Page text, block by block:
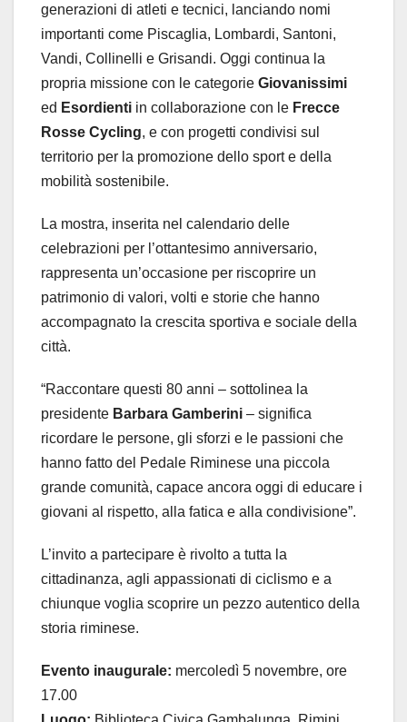
generazioni di atleti e tecnici, lanciando nomi
importanti come Piscaglia, Lombardi, Santoni,
Vandi, Collinelli e Grisandi. Oggi continua la
propria missione con le categorie Giovanissimi
ed Esordienti in collaborazione con le Frecce
Rosse Cycling, e con progetti condivisi sul
territorio per la promozione dello sport e della
mobilità sostenibile.
La mostra, inserita nel calendario delle
celebrazioni per l’ottantesimo anniversario,
rappresenta un’occasione per riscoprire un
patrimonio di valori, volti e storie che hanno
accompagnato la crescita sportiva e sociale della
città.
“Raccontare questi 80 anni – sottolinea la
presidente Barbara Gamberini – significa
ricordare le persone, gli sforzi e le passioni che
hanno fatto del Pedale Riminese una piccola
grande comunità, capace ancora oggi di educare i
giovani al rispetto, alla fatica e alla condivisione”.
L’invito a partecipare è rivolto a tutta la
cittadinanza, agli appassionati di ciclismo e a
chiunque voglia scoprire un pezzo autentico della
storia riminese.
Evento inaugurale: mercoledì 5 novembre, ore
17.00